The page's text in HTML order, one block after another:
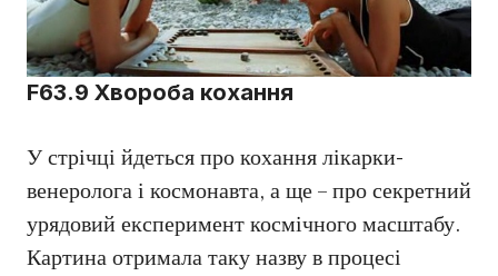
F63.9 Хвороба кохання
У стрічці йдеться про кохання лікарки-
венеролога і космонавта, а ще – про секретний
урядовий експеримент космічного масштабу.
Картина отримала таку назву в процесі